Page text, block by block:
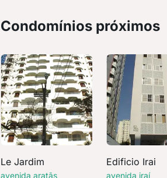
Condomínios próximos
Le Jardim
avenida aratãs
Edificio Irai
avenida iraí